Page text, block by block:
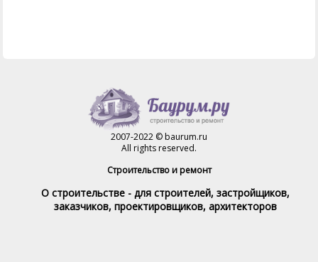
2007-2022 © baurum.ru
All rights reserved.
Строительство и ремонт
О строительстве - для строителей, застройщиков,
заказчиков, проектировщиков, архитекторов